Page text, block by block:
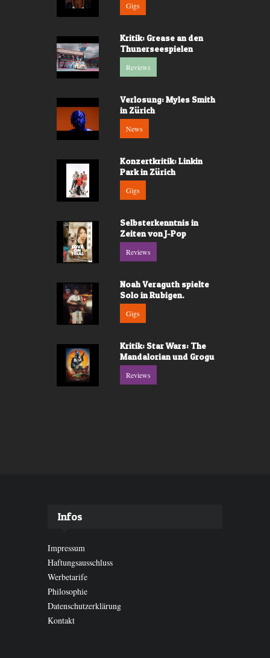
Gigs
Kritik: Grease an den
Thunerseespielen
Reviews
Verlosung: Myles Smith
in Zürich
News
Konzertkritik: Linkin
Park in Zürich
Gigs
Selbsterkenntnis in
Zeiten von J-Pop
Reviews
Noah Veraguth spielte
Solo in Rubigen.
Gigs
Kritik: Star Wars: The
Mandalorian und Grogu
Reviews
Infos
Impressum
Haftungsausschluss
Werbetarife
Philosophie
Datenschutzerklärung
Kontakt